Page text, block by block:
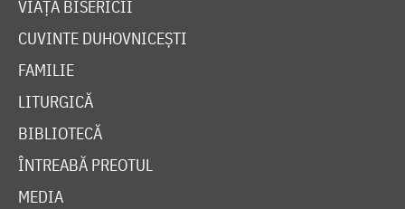
VIAȚA BISERICII
CUVINTE DUHOVNICEȘTI
FAMILIE
LITURGICĂ
BIBLIOTECĂ
ÎNTREABĂ PREOTUL
MEDIA